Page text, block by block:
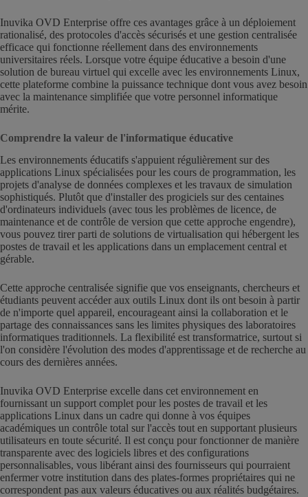
Inuvika OVD Enterprise offre ces avantages grâce à un déploiement
rationalisé, des protocoles d'accès sécurisés et une gestion centralisée
efficace qui fonctionne réellement dans des environnements
universitaires réels. Lorsque votre équipe éducative a besoin d'une
solution de bureau virtuel qui excelle avec les environnements Linux,
cette plateforme combine la puissance technique dont vous avez besoin
avec la maintenance simplifiée que votre personnel informatique
mérite.
Comprendre la valeur de l'informatique éducative
Les environnements éducatifs s'appuient régulièrement sur des
applications Linux spécialisées pour les cours de programmation, les
projets d'analyse de données complexes et les travaux de simulation
sophistiqués. Plutôt que d'installer des progiciels sur des centaines
d'ordinateurs individuels (avec tous les problèmes de licence, de
maintenance et de contrôle de version que cette approche engendre),
vous pouvez tirer parti de solutions de virtualisation qui hébergent les
postes de travail et les applications dans un emplacement central et
gérable.
Cette approche centralisée signifie que vos enseignants, chercheurs et
étudiants peuvent accéder aux outils Linux dont ils ont besoin à partir
de n'importe quel appareil, encourageant ainsi la collaboration et le
partage des connaissances sans les limites physiques des laboratoires
informatiques traditionnels. La flexibilité est transformatrice, surtout si
l'on considère l'évolution des modes d'apprentissage et de recherche au
cours des dernières années.
Inuvika OVD Enterprise excelle dans cet environnement en
fournissant un support complet pour les postes de travail et les
applications Linux dans un cadre qui donne à vos équipes
académiques un contrôle total sur l'accès tout en supportant plusieurs
utilisateurs en toute sécurité. Il est conçu pour fonctionner de manière
transparente avec des logiciels libres et des configurations
personnalisables, vous libérant ainsi des fournisseurs qui pourraient
enfermer votre institution dans des plates-formes propriétaires qui ne
correspondent pas aux valeurs éducatives ou aux réalités budgétaires.